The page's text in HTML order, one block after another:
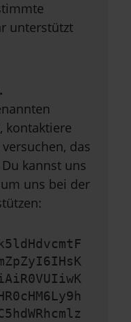
unterstützt
kontaktiere
das
kannst uns
uns bei der